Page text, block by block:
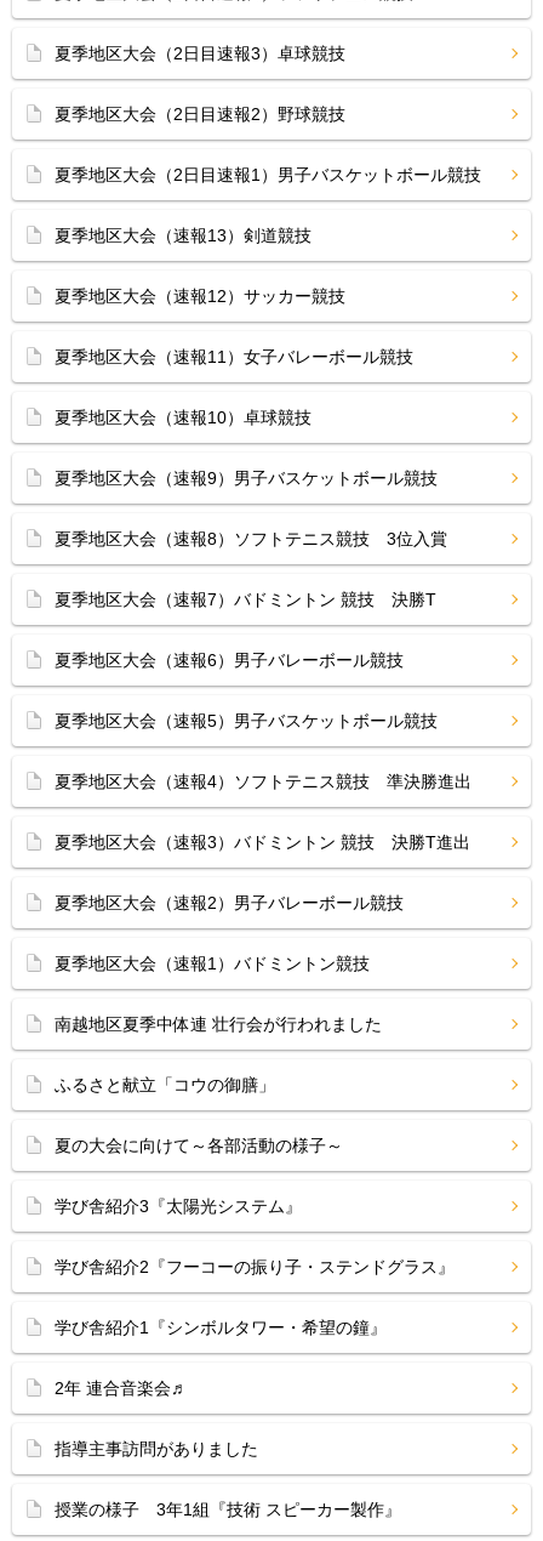
夏季地区大会（2日目速報3）卓球競技
夏季地区大会（2日目速報2）野球競技
夏季地区大会（2日目速報1）男子バスケットボール競技
夏季地区大会（速報13）剣道競技
夏季地区大会（速報12）サッカー競技
夏季地区大会（速報11）女子バレーボール競技
夏季地区大会（速報10）卓球競技
夏季地区大会（速報9）男子バスケットボール競技
夏季地区大会（速報8）ソフトテニス競技 3位入賞
夏季地区大会（速報7）バドミントン 競技 決勝T
夏季地区大会（速報6）男子バレーボール競技
夏季地区大会（速報5）男子バスケットボール競技
夏季地区大会（速報4）ソフトテニス競技 準決勝進出
夏季地区大会（速報3）バドミントン 競技 決勝T進出
夏季地区大会（速報2）男子バレーボール競技
夏季地区大会（速報1）バドミントン競技
南越地区夏季中体連 壮行会が行われました
ふるさと献立「コウの御膳」
夏の大会に向けて～各部活動の様子～
学び舎紹介3『太陽光システム』
学び舎紹介2『フーコーの振り子・ステンドグラス』
学び舎紹介1『シンボルタワー・希望の鐘』
2年 連合音楽会♬
指導主事訪問がありました
授業の様子 3年1組『技術 スピーカー製作』